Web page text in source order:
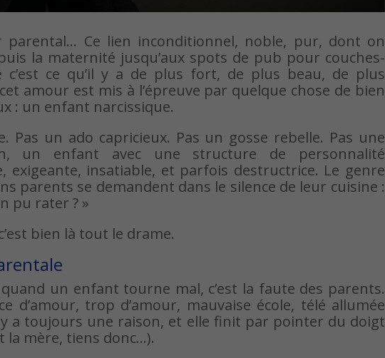
parental… Ce lien inconditionnel, noble, pur, dont on
la maternité jusqu’aux spots de pub pour couches-
ce qu’il y a de plus fort, de plus beau, de plus
amour est mis à l’épreuve par quelque chose de bien
: un enfant narcissique.
Pas un ado capricieux. Pas un gosse rebelle. Pas une
un enfant avec une structure de personnalité
exigeante, insatiable, et parfois destructrice. Le genre
parents se demandent dans le silence de leur cuisine :
pu rater ? »
bien là tout le drame.
quand un enfant tourne mal, c’est la faute des parents.
d’amour, trop d’amour, mauvaise école, télé allumée
a toujours une raison, et elle finit par pointer du doigt
la mère, tiens donc…).